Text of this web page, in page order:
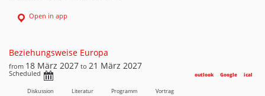
Open in app
Beziehungsweise Europa
from 18 März 2027 to 21 März 2027
Scheduled ical
Google
outlook
Diskussion Literatur Programm Vortrag